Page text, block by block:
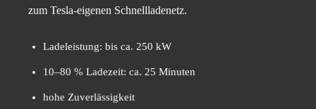
zum Tesla-eigenen Schnellladenetz.
Ladeleistung: bis ca. 250 kW
10–80 % Ladezeit: ca. 25 Minuten
hohe Zuverlässigkeit